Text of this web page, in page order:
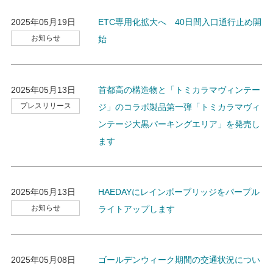
2025年05月19日
お知らせ
ETC専用化拡大へ 40日間入口通行止め開
始
2025年05月13日
プレスリリース
首都高の構造物と「トミカラマヴィンテー
ジ」のコラボ製品第一弾「トミカラマヴィ
ンテージ大黒パーキングエリア」を発売し
ます
2025年05月13日
お知らせ
HAEDAYにレインボーブリッジをパープル
ライトアップします
2025年05月08日
ゴールデンウィーク期間の交通状況につい